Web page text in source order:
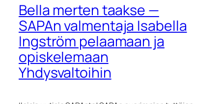
Bella merten taakse —
SAPAn valmentaja Isabella
Ingström pelaamaan ja
opiskelemaan
Yhdysvaltoihin